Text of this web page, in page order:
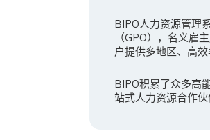
BIPO人力资源管理
（GPO），名义雇
户提供多地区、高效
BIPO积累了众多高
站式人力资源合作伙